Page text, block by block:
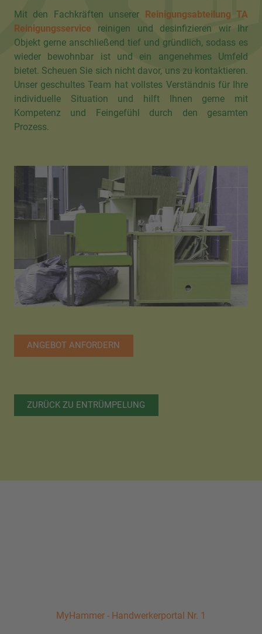
Mit den Fachkräften unserer
Reinigungsabteilung TA
Reinigungsservice reinigen und desinfizieren wir Ihr
Objekt gerne anschließend tief und gründlich, sodass es
wieder bewohnbar ist und ein angenehmes Umfeld
bietet. Scheuen Sie sich nicht davor, uns zu kontaktieren.
Unser geschultes Team hat vollstes Verständnis für Ihre
individuelle Situation und hilft Ihnen gerne mit
Kompetenz und Feingefühl durch den gesamten
Prozess.
ANGEBOT ANFORDERN
ZURÜCK ZU ENTRÜMPELUNG
MyHammer - Handwerkerportal Nr. 1